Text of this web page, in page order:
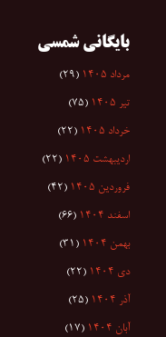
بایگانی شمسی
مرداد ۱۴۰۵ (۲۹)
تیر ۱۴۰۵ (۷۵)
خرداد ۱۴۰۵ (۲۲)
اردیبهشت ۱۴۰۵ (۲۲)
فروردین ۱۴۰۵ (۴۲)
اسفند ۱۴۰۴ (۶۶)
بهمن ۱۴۰۴ (۳۱)
دی ۱۴۰۴ (۲۲)
آذر ۱۴۰۴ (۲۵)
آبان ۱۴۰۴ (۱۷)